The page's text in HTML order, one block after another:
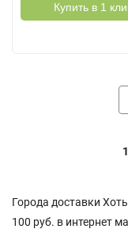
Купить в 1
1
Города доставки
100 руб. в интернет